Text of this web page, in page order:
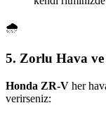
🌧️
5. Zorlu Hava ve
Honda ZR-V her
verirseniz: